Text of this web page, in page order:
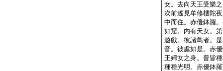
女。去向天王受樂
次前遙見牟修樓陀
中而住。赤優鉢羅
如窟。内有天女。
遊戲。彼諸鳥者。
音。彼處如是。赤
王婦女之身。普皆
種種光明。赤優鉢